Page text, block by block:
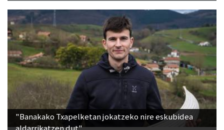
"Banakako Txapelketan jokatzeko nire eskubidea